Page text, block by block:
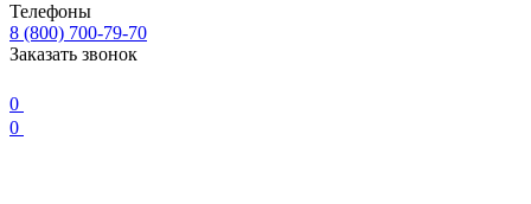
Телефоны
8 (800) 700-79-70
Заказать звонок
0
0